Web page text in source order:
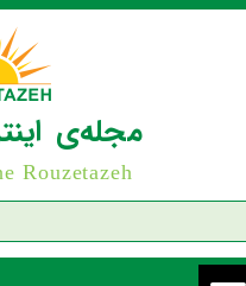
مجله‌ی
Rouzetazeh